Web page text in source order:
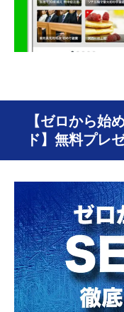
【ゼロから始
ド】無料プレ